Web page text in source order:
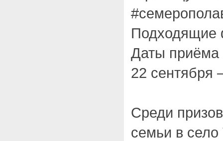
Даты приёма
22 сентября
Среди
семьи в